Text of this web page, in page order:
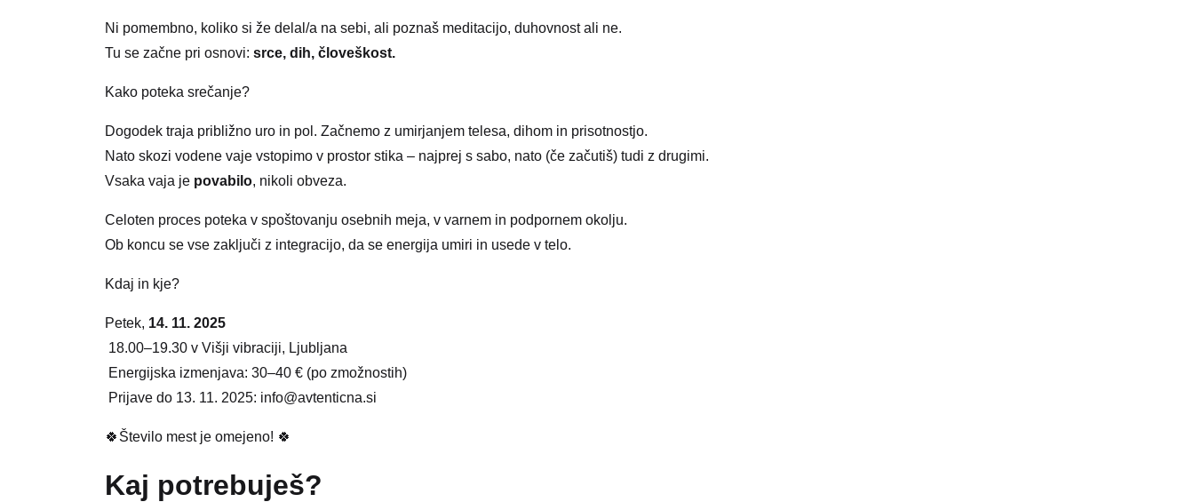
Ni pomembno, koliko si že delal/a na sebi, ali poznaš meditacijo, duhovnost ali ne.
Tu se začne pri osnovi: srce, dih, človeškost.
Kako poteka srečanje?
Dogodek traja približno uro in pol. Začnemo z umirjanjem telesa, dihom in prisotnostjo.
Nato skozi vodene vaje vstopimo v prostor stika – najprej s sabo, nato (če začutiš) tudi z drugimi.
Vsaka vaja je povabilo, nikoli obveza.
Celoten proces poteka v spoštovanju osebnih meja, v varnem in podpornem okolju.
Ob koncu se vse zaključi z integracijo, da se energija umiri in usede v telo.
Kdaj in kje?
Petek, 14. 11. 2025
18.00–19.30 v Višji vibraciji, Ljubljana
Energijska izmenjava: 30–40 € (po zmožnostih)
Prijave do 13. 11. 2025: info@avtenticna.si
🍀Število mest je omejeno! 🍀
Kaj potrebuješ?